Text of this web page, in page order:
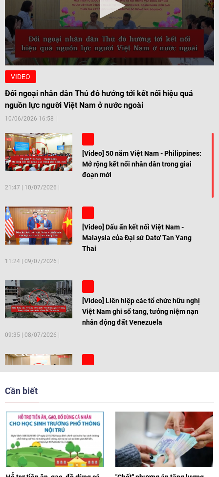
2018. Hai bên đã tổ chức 5 Hội
nghị Cấp cao vào các năm 2005,
2010, 2016, 2018, 2021.
Videos
Đối ngoại nhân dân Thủ đô hướng tới kết nối hiệu quả
nguồn lực người Việt Nam ở nước ngoài
10/06/2026 16:58
[Video] 50 năm Việt Nam - Philippines:
Mở rộng kết nối nhân dân trong giai
đoạn mới
21:47|10/07/2026
[Video] Dấu ấn kết nối Việt Nam -
Malaysia của Đại sứ Dato' Tan Yang
11:24 |09/07/2026
[Video] Liên hiệp các tổ chức hữu nghị
Việt Nam ghi sổ tang, tưởng niệm nạn
nhân động đất Venezuela
09:35 08/07/2026